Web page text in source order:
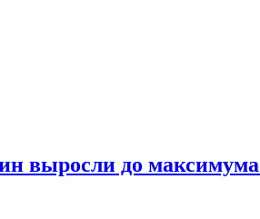
выросли до максимума